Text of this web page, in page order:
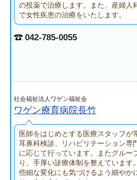
の投薬で治療します。また、産婦人
で女性疾患の治療をいたします。
042-785-0055
社会福祉法人ワゲン福祉会
ワゲン療育病院長竹
医師をはじめとする医療スタッフ
耳鼻科検診、リハビリテーション専
に応じて行っています。またグルー
り、手厚い診療体制を整えていま
些細な変化にも気づけるよう細やか